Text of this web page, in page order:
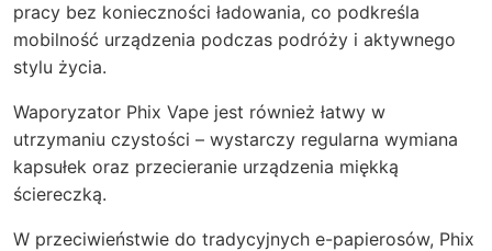
pracy bez konieczności ładowania, co podkreśla
mobilność urządzenia podczas podróży i aktywnego
stylu życia.
Waporyzator Phix Vape jest również łatwy w
utrzymaniu czystości – wystarczy regularna wymiana
kapsułek oraz przecieranie urządzenia miękką
ściereczką.
W przeciwieństwie do tradycyjnych e-papierosów, Phix